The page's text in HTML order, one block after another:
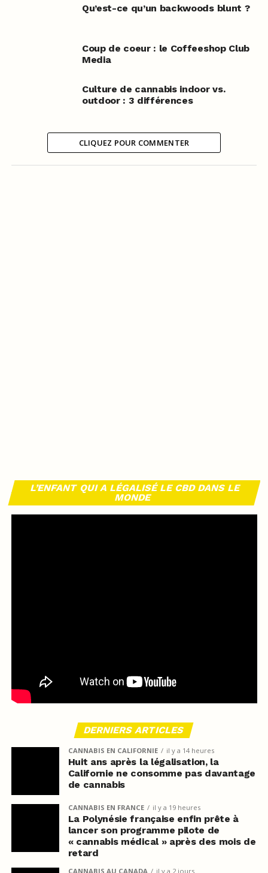
Qu’est-ce qu’un backwoods blunt ?
Coup de coeur : le Coffeeshop Club
Media
Culture de cannabis indoor vs.
outdoor : 3 différences
CLIQUEZ POUR COMMENTER
L’ENFANT QUI A LÉGALISÉ LE CBD DANS LE
MONDE
DERNIERS ARTICLES
CANNABIS EN CALIFORNIE il y a 14 heures
Huit ans après la légalisation, la
Californie ne consomme pas davantage
de cannabis
CANNABIS EN FRANCE il y a 19 heures
La Polynésie française enfin prête à
lancer son programme pilote de
« cannabis médical » après des mois de
retard
CANNABIS AU CANADA il y a 2 jours